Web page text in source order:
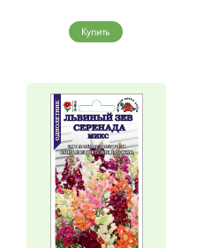
Купить